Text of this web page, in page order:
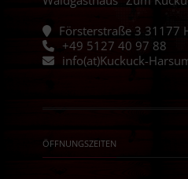
Försterstraße 3 31177
+49 5127 40 97 88
info(at)Kuckuck-
ÖFFNUNGSZEITEN